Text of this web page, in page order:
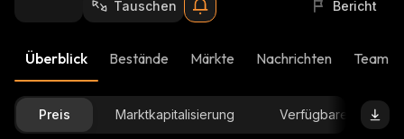
Tauschen Bericht
Überblick Bestände Märkte Nachrichten Team-
Preis Marktkapitalisierung Verfügbare Menge